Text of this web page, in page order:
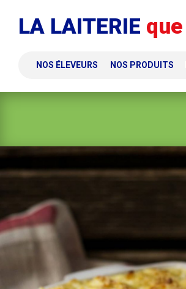
LA LAITERIE
NOS ÉLEVEURS NOS PRODUITS